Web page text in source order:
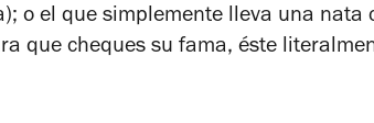
o el que simplemente lleva una
que cheques su fama, éste